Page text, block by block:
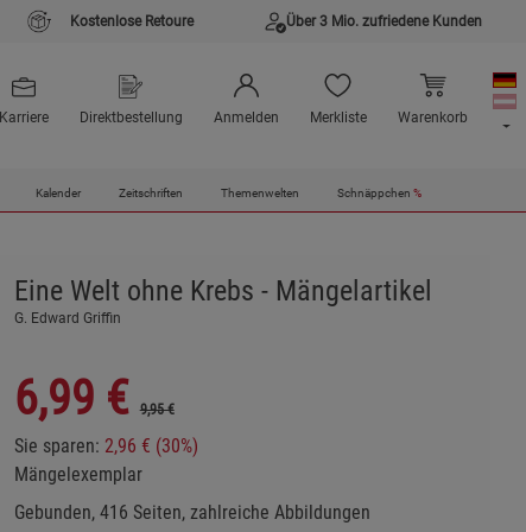
Kostenlose Retoure Über 3 Mio. zufriedene Kunden
Karriere Direktbestellung Anmelden Merkliste Warenkorb
Kalender Zeitschriften Themenwelten Schnäppchen %
Eine Welt ohne Krebs - Mängelartikel
G. Edward Griffin
6,99 € 9,95 €
Sie sparen: 2,96 € (30%)
Mängelexemplar
Gebunden, 416 Seiten, zahlreiche Abbildungen